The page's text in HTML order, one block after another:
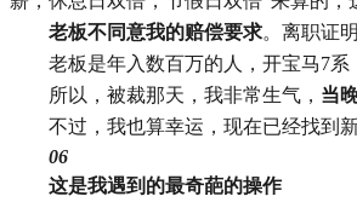
老板不同意我的赔偿要求。离职证
老板是年入数百万的人，开宝马7系
所以，被裁那天，我非常生气， 当
不过，我也算幸运，现在已经找到
06
这是我遇到的最奇葩的操作